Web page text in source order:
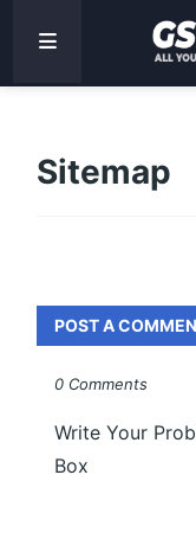
Sitemap
POST A
0 Comments
Write Your
Box